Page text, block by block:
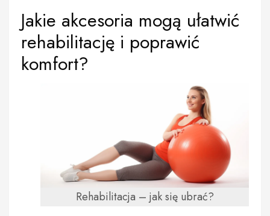
Jakie akcesoria mogą ułatwić
rehabilitację i poprawić
komfort?
Rehabilitacja – jak się ubrać?